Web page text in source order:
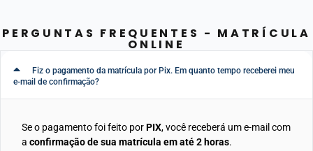
PERGUNTAS FREQUENTES - MATRÍCULA
ONLINE
Fiz o pagamento da matrícula por Pix. Em quanto tempo receberei meu
e-mail de confirmação?
Se o pagamento foi feito porPIX, você receberá um e-mail com
a confirmação de sua matrícula em até 2 horas.